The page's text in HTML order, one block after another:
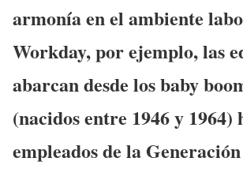
armonía en el ambiente
Workday, por ejemplo, las
abarcan desde los baby
(nacidos entre 1946 y 1964)
empleados de la